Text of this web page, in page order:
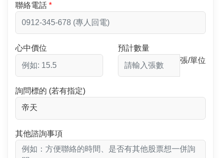
聯絡電話
心中價位
預計數量
張/單位
詢問標的 (若有指定)
其他諮詢事項